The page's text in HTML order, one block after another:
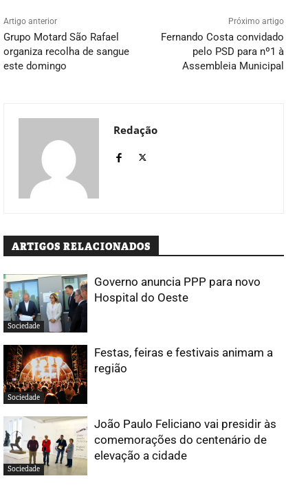
Artigo anterior
Grupo Motard São Rafael
organiza recolha de sangue
este domingo
Próximo artigo
Fernando Costa convidado
pelo PSD para nº1 à
Assembleia Municipal
Redação
ARTIGOS RELACIONADOS
Sociedade
Governo anuncia PPP para novo
Hospital do Oeste
Sociedade
Festas, feiras e festivais animam a
região
Sociedade
João Paulo Feliciano vai presidir às
comemorações do centenário de
elevação a cidade